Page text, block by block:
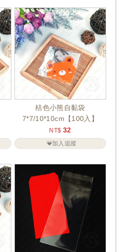
桔色小熊自黏袋
7*7/10*10cm【100入】
NT$ 32
加入追蹤